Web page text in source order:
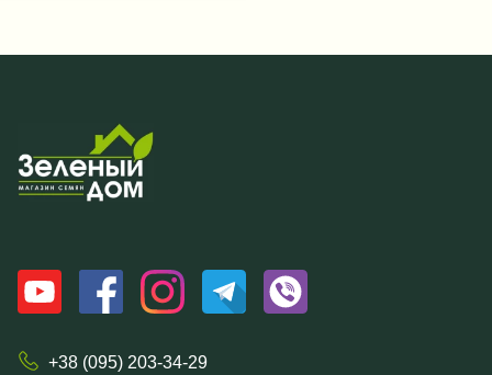
+38 (095) 203-34-29